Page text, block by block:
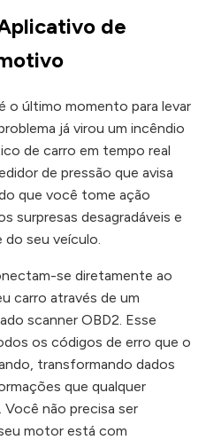
de
o último momento para levar
já virou um incêndio
de carro em tempo real
de pressão que avisa
que você tome ação
surpresas desagradáveis e
do seu veículo.
se diretamente ao
carro através de um
scanner OBD2. Esse
os códigos de erro que o
transformando dados
que qualquer
não precisa ser
motor está com